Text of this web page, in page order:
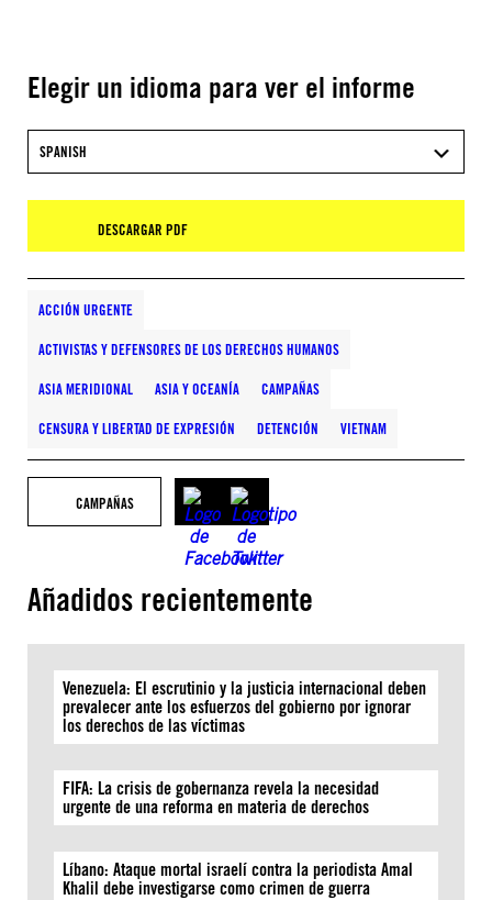
Elegir un idioma para ver el informe
SPANISH
DESCARGAR PDF
ACCIÓN URGENTE
ACTIVISTAS Y DEFENSORES DE LOS DERECHOS HUMANOS
ASIA MERIDIONAL ASIA Y OCEANÍA CAMPAÑAS
CENSURA Y LIBERTAD DE EXPRESIÓN DETENCIÓN VIETNAM
CAMPAÑAS
Añadidos recientemente
Venezuela: El escrutinio y la justicia internacional deben
prevalecer ante los esfuerzos del gobierno por ignorar
los derechos de las víctimas
FIFA: La crisis de gobernanza revela la necesidad
urgente de una reforma en materia de derechos
Líbano: Ataque mortal israelí contra la periodista Amal
Khalil debe investigarse como crimen de guerra